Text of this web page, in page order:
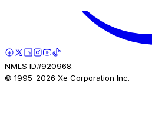
NMLS ID#920968.
© 1995-2026 Xe Corporation Inc.